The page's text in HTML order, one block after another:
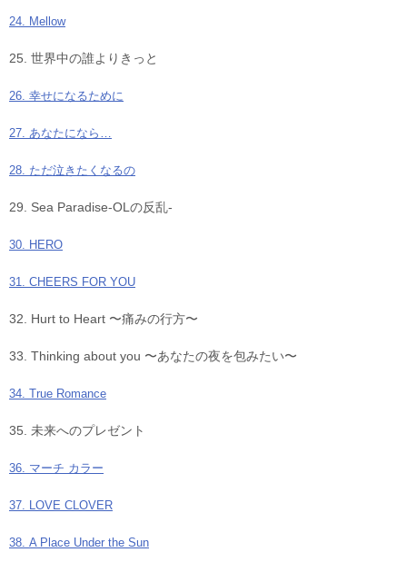
24. Mellow
25. 世界中の誰よりきっと
26. 幸せになるために
27. あなたになら…
28. ただ泣きたくなるの
29. Sea Paradise-OLの反乱-
30. HERO
31. CHEERS FOR YOU
32. Hurt to Heart 〜痛みの行方〜
33. Thinking about you 〜あなたの夜を包みたい〜
34. True Romance
35. 未来へのプレゼント
36. マーチ カラー
37. LOVE CLOVER
38. A Place Under the Sun